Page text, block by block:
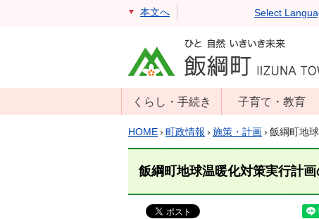
本文へ Select
くらし・手続き
戸籍・住民票・
住民登録
マイナンバー
子育て・教育
年齢別子育て情
子育て支援
HOME› 町政情報 › 施策・計画› 飯綱町地
飯綱町地球温暖化対策実行計